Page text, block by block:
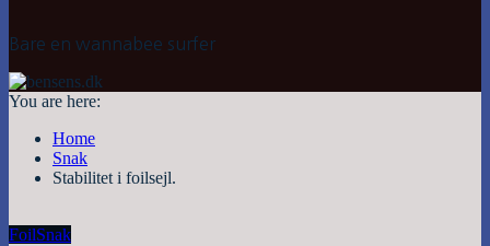
Bare en wannabee surfer
You are here:
Home
Snak
Stabilitet i foilsejl.
FoilSnak